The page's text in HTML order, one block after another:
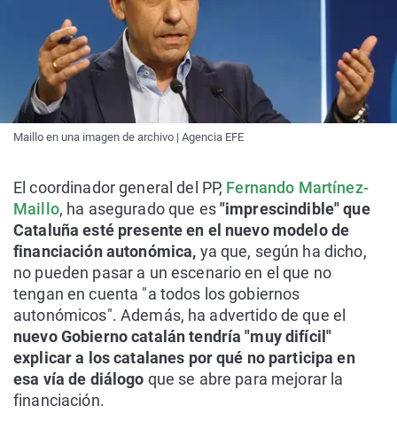
Maillo en una imagen de archivo | Agencia EFE
El coordinador general del PP, Fernando Martínez-
Maillo, ha asegurado que es"imprescindible" que
Cataluña esté presente en el nuevo modelo de
financiación autonómica, ya que, según ha dicho,
no pueden pasar a un escenario en el que no
tengan en cuenta "a todos los gobiernos
autonómicos". Además, ha advertido de que el
nuevo Gobierno catalán tendría "muy difícil"
explicar a los catalanes por qué no participa en
esa vía de diálogo que se abre para mejorar la
financiación.